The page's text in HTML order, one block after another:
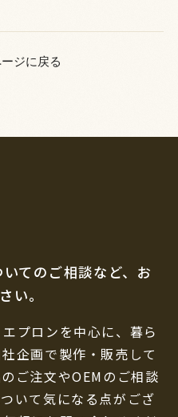
ジに戻る
てのご相談など、 お
い。
プロンを中心に、暮ら
企画で製作・販売して
ご注文やOEMのご相談
いて気になる点がござ